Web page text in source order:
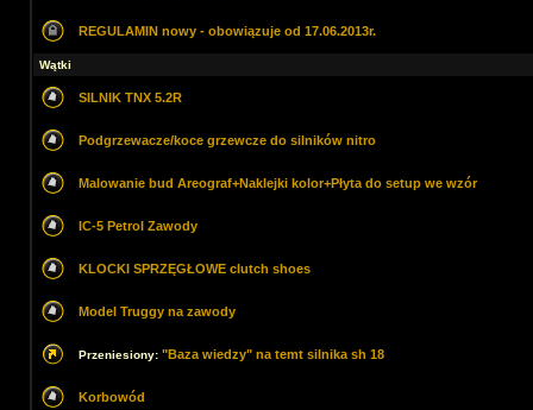
REGULAMIN nowy - obowiązuje od 17.06.2013r.
Wątki
SILNIK TNX 5.2R
Podgrzewacze/koce grzewcze do silników nitro
Malowanie bud Areograf+Naklejki kolor+Płyta do setup we wzór
IC-5 Petrol Zawody
KLOCKI SPRZĘGŁOWE clutch shoes
Model Truggy na zawody
Przeniesiony: "Baza wiedzy" na temt silnika sh 18
Korbowód